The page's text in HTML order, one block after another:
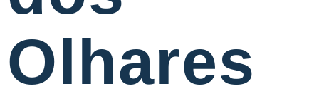
Olhares